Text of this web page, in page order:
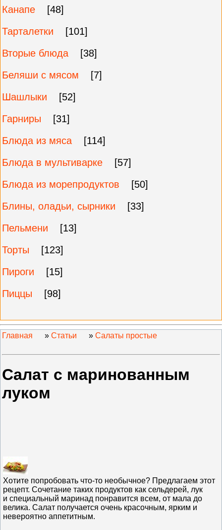
Канапе
[48]
Тарталетки
[101]
Вторые блюда
[38]
Беляши с мясом
[7]
Шашлыки
[52]
Гарниры
[31]
Блюда из мяса
[114]
Блюда в мультиварке
[57]
Блюда из морепродуктов
[50]
Блины, оладьи, сырники
[33]
Пельмени
[13]
Торты
[123]
Пироги
[15]
Пиццы
[98]
Главная » Статьи » Салаты простые
Салат с маринованным
луком
Хотите попробовать что-то необычное? Предлагаем этот
рецепт. Сочетание таких продуктов как сельдерей, лук
и специальный маринад понравится всем, от мала до
велика. Салат получается очень красочным, ярким и
невероятно аппетитным.